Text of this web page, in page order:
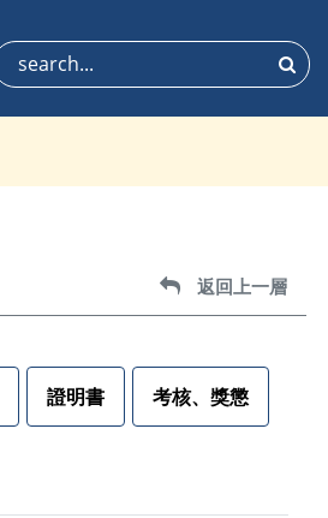
搜尋
返回上一層
返回上一層
證明書 考核、獎懲